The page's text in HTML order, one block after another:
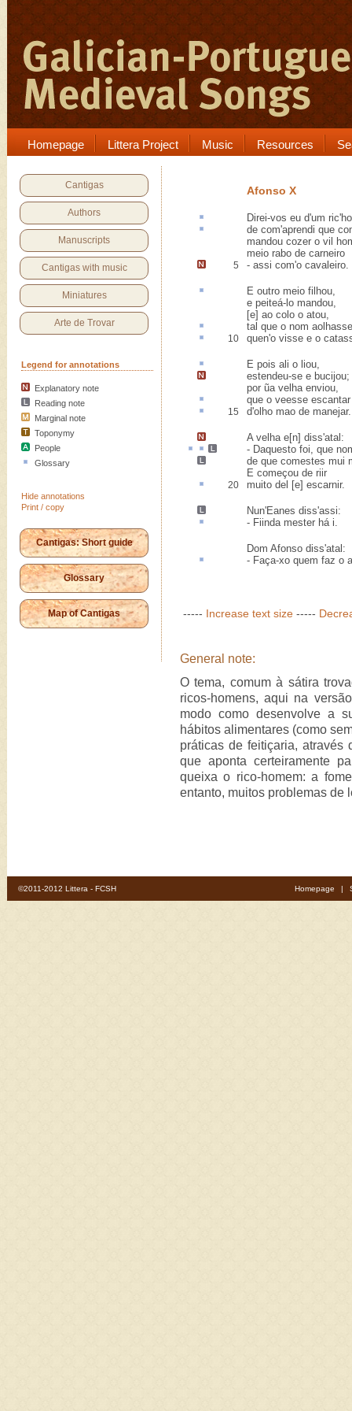
Homepage Littera Project Music Resources
Cantigas
Authors
Manuscripts
Cantigas with music
Miniatures
Arte de Trovar
Legend for annotations
Explanatory note
Reading note
Marginal note
Toponymy
People
Glossary
Hide annotations
Print / copy
Cantigas: Short guide
Glossary
Map of Cantigas
Afonso X
Direi-vos eu d'um
de com'aprendi que
mandou cozer o vil
meio rabo de carneiro
5 - assi com'o cavaleiro.
E outro meio filhou,
e peiteá-lo mandou,
[e] ao colo o atou,
tal que o nom aolhasse
10 quen'o visse e o
E pois ali o liou,
estendeu-se e bucijou;
por ũa velha enviou,
que o veesse escantar
15 d'olho mao de manejar.
A velha e[n] diss'atal :
- Daquesto foi, que
de que comestes mui
E começou de riir
20 muito del [e] escarnir.
Nun'Eanes diss'assi:
- Fiinda mester hái.
Dom Afonso diss'atal:
- Faça-xo quem faz o
----- Increase text size -----
General note:
O tema, comum à sátira
ricos-homens, aqui na
modo como desenvolve a
hábitos alimentares (como
práticas de feitiçaria, através
que aponta certeiramente
queixa o rico-homem: a
entanto, muitos problemas de
©2011-2012 Littera - FCSH Homepage |